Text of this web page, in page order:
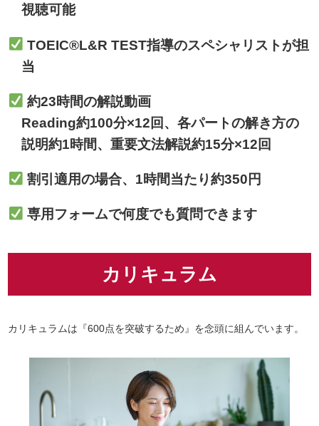
視聴可能
TOEIC®L&R TEST指導のスペシャリストが担
当
約23時間の解説動画
Reading約100分×12回、各パートの解き方の
説明約1時間、重要文法解説約15分×12回
割引適用の場合、1時間当たり約350円
専用フォームで何度でも質問できます
カリキュラム
カリキュラムは『600点を突破するため』を念頭に組んでいます。